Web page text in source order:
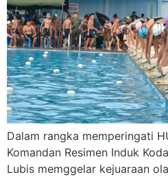
Dalam rangka memperingati
Komandan Resimen Induk
Lubis memggelar kejuaraan